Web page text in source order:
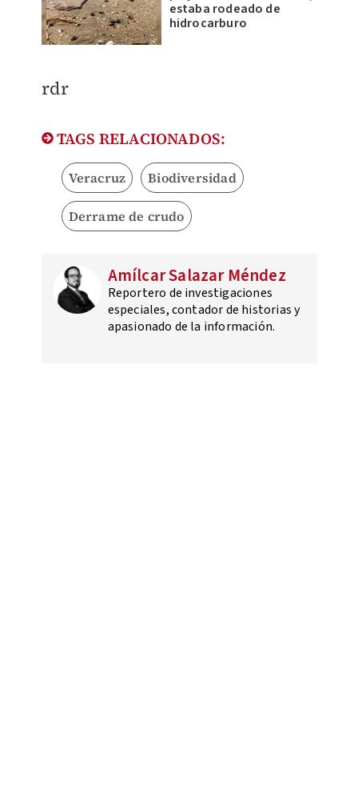
estaba rodeado de
hidrocarburo
rdr
TAGS RELACIONADOS:
Veracruz Biodiversidad
Derrame de crudo
Amílcar Salazar Méndez
Reportero de investigaciones
especiales, contador de historias y
apasionado de la información.